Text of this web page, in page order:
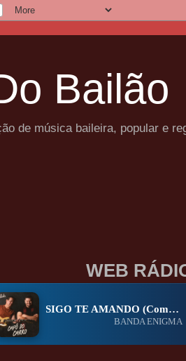
Bailão
de música baileira, popular e
WEB